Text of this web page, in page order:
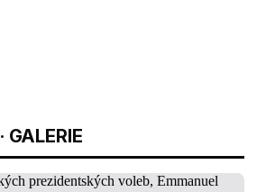
· GALERIE